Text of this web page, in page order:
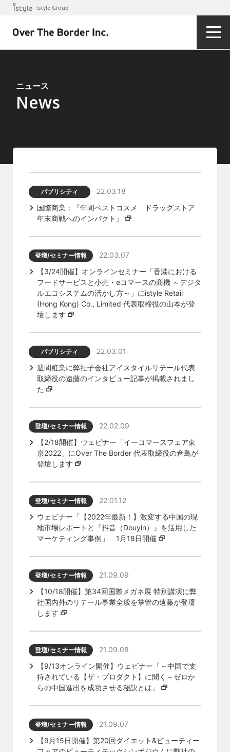
istyle Group
ニュース
News
パブリシティ
22.03.18
国際商業：『年間ベストコスメ ドラッグストア
年末商戦へのインパクト』
登壇/セミナー情報
22.03.07
【3/24開催】オンラインセミナー「香港における
フードサービスと小売・eコマースの商機 ～デジタ
ルエコシステムの活かし方～」にistyle Retail
(Hong Kong) Co., Limited 代表取締役の山本が登
壇します
パブリシティ
22.03.01
週間粧業に弊社子会社アイスタイルリテール代表
取締役の遠藤のインタビュー記事が掲載されまし
た
登壇/セミナー情報
22.02.09
【2/18開催】ウェビナー「イーコマースフェア東
京2022」にOver The Border 代表取締役の倉島が
登壇します
登壇/セミナー情報
22.01.12
ウェビナー「【2022年最新！】激変する中国の現
地市場レポートと『抖音（Douyin）』を活用した
マーケティング事例」 1月18日開催
登壇/セミナー情報
21.09.09
【10/18開催】第34回国際メガネ展 特別講演に弊
社国内外のリテール事業全般を掌管の遠藤が登壇
します
登壇/セミナー情報
21.09.08
【9/13オンライン開催】ウェビナー「～中国で支
持されている【ザ・プロダクト】に聞く～ゼロか
らの中国進出を成功させる秘訣とは」
登壇/セミナー情報
21.09.07
【9月15日開催】第20回ダイエット&ビューティー